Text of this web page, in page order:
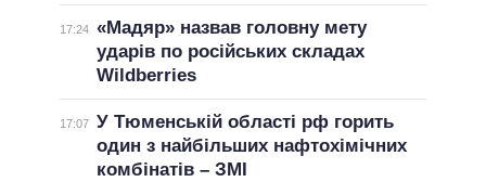
17:24 «Мадяр» назвав головну мету
ударів по російських складах
Wildberries
17:07 У Тюменській області рф горить
один з найбільших нафтохімічних
комбінатів – ЗМІ